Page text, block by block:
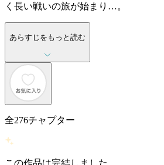
く長い戦いの旅が始まり…。
あらすじをもっと読む
全276チャプター